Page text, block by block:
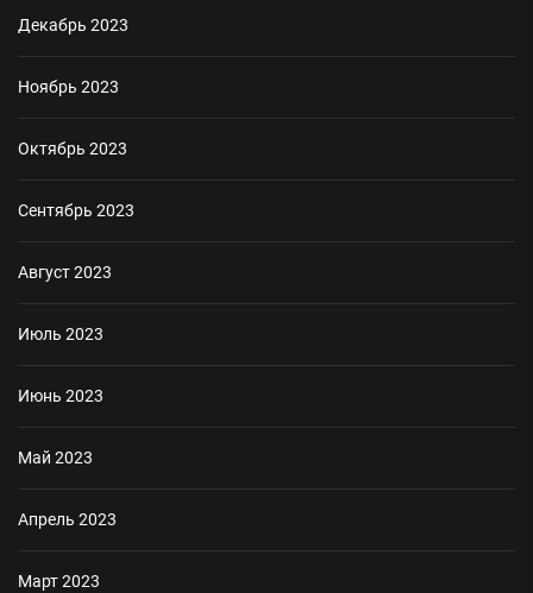
Декабрь 2023
Ноябрь 2023
Октябрь 2023
Сентябрь 2023
Август 2023
Июль 2023
Июнь 2023
Май 2023
Апрель 2023
Март 2023